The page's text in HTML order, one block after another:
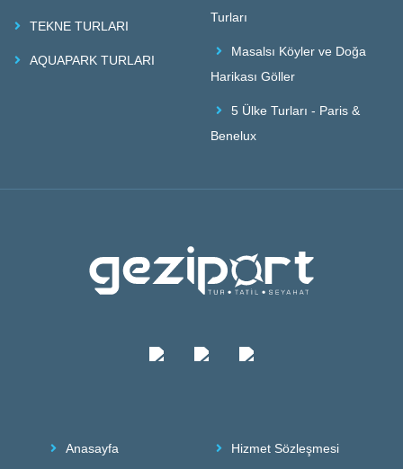
TEKNE TURLARI
AQUAPARK TURLARI
Turları
Masalsı Köyler ve Doğa
Harikası Göller
5 Ülke Turları - Paris &
Benelux
Anasayfa Hizmet Sözleşmesi